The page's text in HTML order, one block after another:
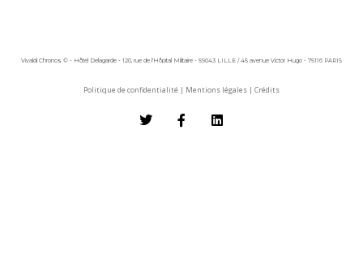
Vivaldi Chronos © - Hôtel Delagarde - 120, rue de l'Hôpital Militaire - 59043 LILLE / 45 avenue Victor Hugo - 75116 PARIS
Politique de confidentialité | Mentions légales | Crédits